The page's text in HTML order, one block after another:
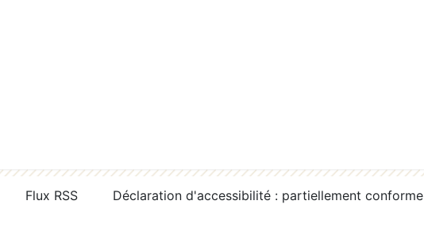
Flux RSS Déclaration d'accessibilité : partiellement conforme